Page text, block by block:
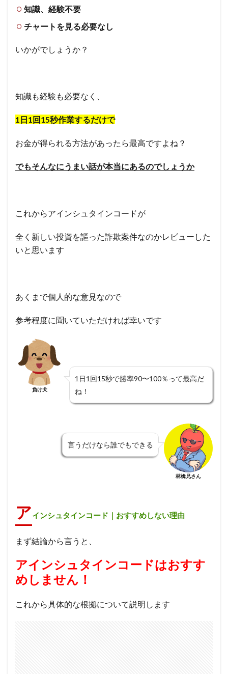
知識、経験不要
チャートを見る必要なし
いかがでしょうか？
知識も経験も必要なく、
1日1回15秒作業するだけで
お金が得られる方法があったら最高ですよね？
でもそんなにうまい話が本当にあるのでしょうか
これからアインシュタインコードが
全く新しい投資を謳った詐欺案件なのかレビューした
いと思います
あくまで個人的な意見なので
参考程度に聞いていただければ幸いです
負け犬
1日1回15秒で勝率90〜100％って最高だ
ね！
言うだけなら誰でもできる
林檎兄さん
アインシュタインコード｜おすすめしない理由
まず結論から言うと、
アインシュタインコードはおすす
めしません！
これから具体的な根拠について説明します